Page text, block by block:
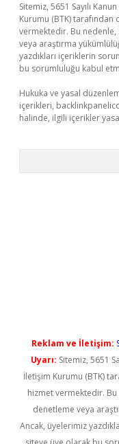
Sitemiz, 5651 Sayılı
Kurumu (BTK) tarafından
vermektedir. Bu
veya araştırma
yazdıkları içeriklerin
bu sorumluluğu kabul
Hukuka ve yasal
içerikleri,
halinde, ilgili içerikler
Reklam ve İletişim:
Uyarı: Sitemiz, 5651
İletişim Kurumu (BTK)
hizmet vermektedir.
denetleme veya
Ancak, üyelerimiz